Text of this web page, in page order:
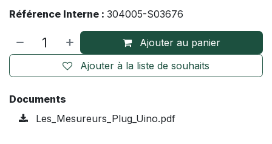
Référence Interne : 304005-S03676
Ajouter au panier
Ajouter à la liste de souhaits
Documents
Les_Mesureurs_Plug_Uino.pdf